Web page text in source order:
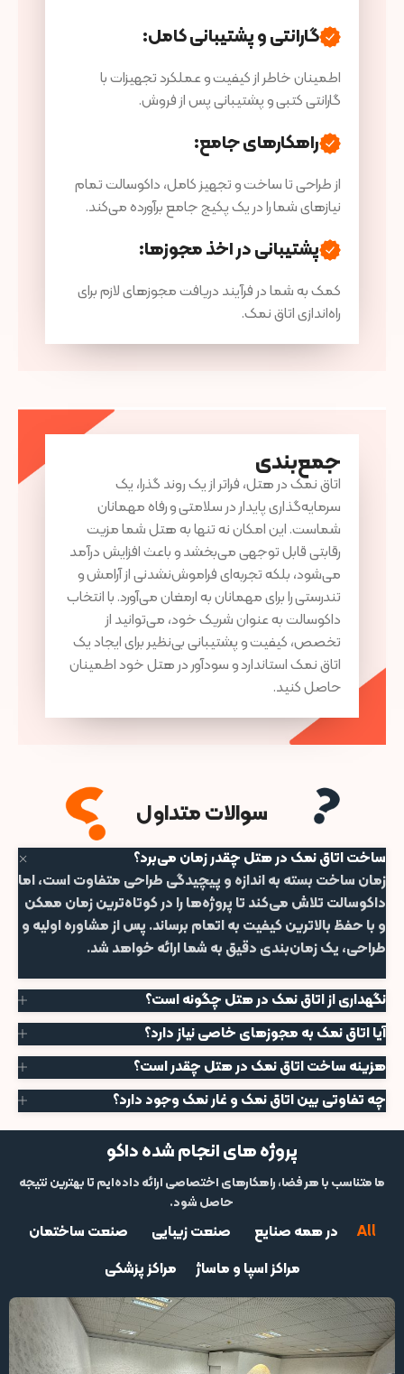
گارانتی و پشتیبانی کامل:
اطمینان خاطر از کیفیت و عملکرد تجهیزات با
گارانتی کتبی و پشتیبانی پس از فروش.
راهکارهای جامع:
از طراحی تا ساخت و تجهیز کامل، داکوسالت تمام
نیازهای شما را در یک پکیج جامع برآورده می‌کند.
پشتیبانی در اخذ مجوزها:
کمک به شما در فرآیند دریافت مجوزهای لازم برای
راه‌اندازی اتاق نمک.
جمع‌بندی
اتاق نمک در هتل، فراتر از یک روند گذرا، یک
سرمایه‌گذاری پایدار در سلامتی و رفاه مهمانان
شماست. این امکان نه تنها به هتل شما مزیت
رقابتی قابل توجهی می‌بخشد و باعث افزایش درآمد
می‌شود، بلکه تجربه‌ای فراموش‌نشدنی از آرامش و
تندرستی را برای مهمانان به ارمغان می‌آورد. با انتخاب
داکوسالت به عنوان شریک خود، می‌توانید از
تخصص، کیفیت و پشتیبانی بی‌نظیر برای ایجاد یک
اتاق نمک استاندارد و سودآور در هتل خود اطمینان
حاصل کنید.
سوالات متداول
ساخت اتاق نمک در هتل چقدر زمان می‌برد؟
زمان ساخت بسته به اندازه و پیچیدگی طراحی متفاوت است، اما
داکوسالت تلاش می‌کند تا پروژه‌ها را در کوتاه‌ترین زمان ممکن
و با حفظ بالاترین کیفیت به اتمام برساند. پس از مشاوره اولیه و
طراحی، یک زمان‌بندی دقیق به شما ارائه خواهد شد.
نگهداری از اتاق نمک در هتل چگونه است؟
آیا اتاق نمک به مجوزهای خاصی نیاز دارد؟
هزینه ساخت اتاق نمک در هتل چقدر است؟
چه تفاوتی بین اتاق نمک و غار نمک وجود دارد؟
پروژه های انجام شده داکو
ما متناسب با هر فضا، راهکارهای اختصاصی ارائه داده‌ایم تا بهترین نتیجه
حاصل شود.
All در همه صنایع صنعت زیبایی
صنعت ساختمان
مراکز اسپا و ماساژ
مراکز پزشکی